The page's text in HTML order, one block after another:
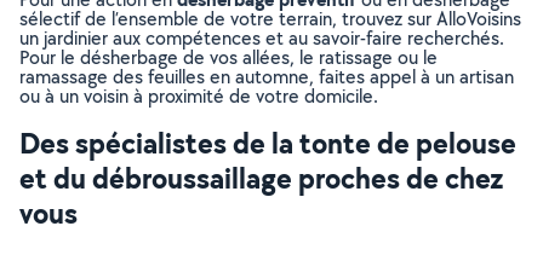
sélectif de l’ensemble de votre terrain, trouvez sur AlloVoisins
un jardinier aux compétences et au savoir-faire recherchés.
Pour le désherbage de vos allées, le ratissage ou le
ramassage des feuilles en automne, faites appel à un artisan
ou à un voisin à proximité de votre domicile.
Des spécialistes de la tonte de pelouse
et du débroussaillage proches de chez
vous